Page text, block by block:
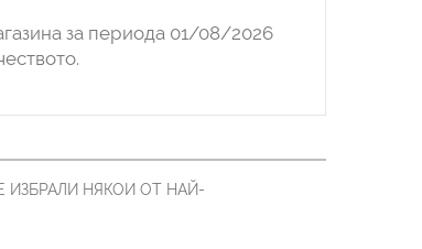
за периода 01/08/2026
ИЗБРАЛИ НЯКОИ ОТ НАЙ-